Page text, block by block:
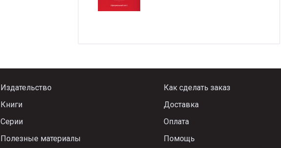
Издательство
Книги
Серии
Полезные материалы
Как сделать заказ
Доставка
Оплата
Помощь